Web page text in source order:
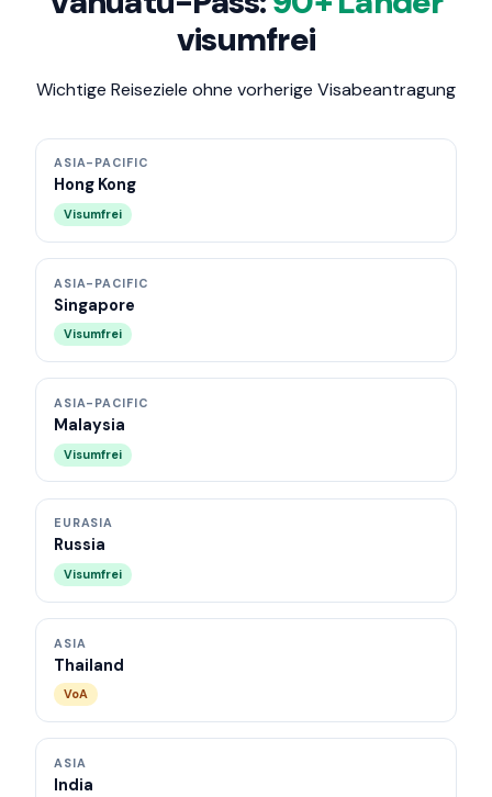
visumfrei
Wichtige Reiseziele ohne vorherige Visabeantragung
ASIA-PACIFIC
Hong Kong
Visumfrei
ASIA-PACIFIC
Singapore
Visumfrei
ASIA-PACIFIC
Malaysia
Visumfrei
EURASIA
Russia
Visumfrei
ASIA
Thailand
VoA
ASIA
India